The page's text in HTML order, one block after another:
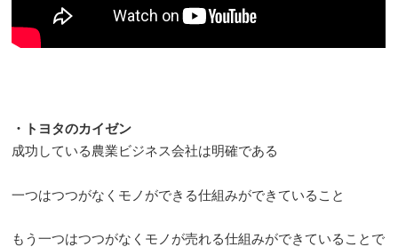
・トヨタのカイゼン
成功している農業ビジネス会社は明確である
一つはつつがなくモノができる仕組みができていること
もう一つはつつがなくモノが売れる仕組みができていることで